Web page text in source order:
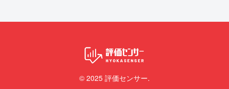
© 2025 評価センサー.